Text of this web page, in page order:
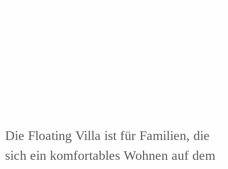
Die Floating Villa ist für Familien, die
sich ein komfortables Wohnen auf dem